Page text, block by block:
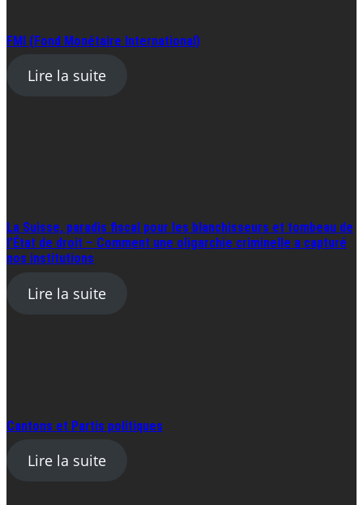
FMI (Fond Monétaire International)
Lire la suite
La Suisse, paradis fiscal pour les blanchisseurs et tombeau de
l’État de droit – Comment une oligarchie criminelle a capturé
nos institutions
Lire la suite
Cantons et Partis politiques
Lire la suite